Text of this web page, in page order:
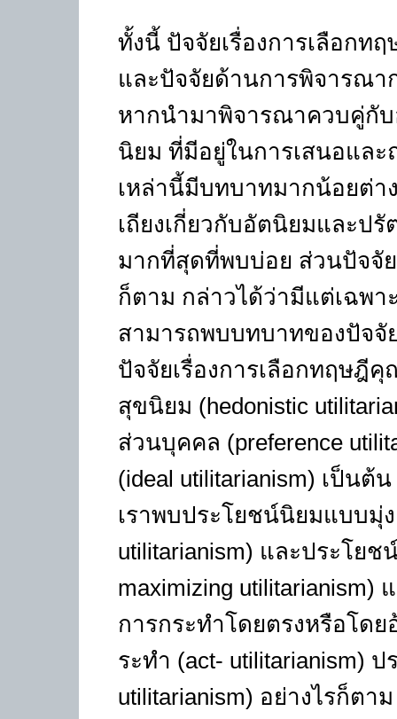
ทั้งนี้ ปัจจัยเรื่องการเลือก
และปัจจัยด้านการพิจารณา
หากนำมาพิจารณาควบคู่กั
นิยม ที่มีอยู่ในการเสนอแล
เหล่านี้มีบทบาทมากน้อยต่
เถียงเกี่ยวกับอัตนิยมและป
มากที่สุดที่พบบ่อย ส่วนปัจจั
ก็ตาม กล่าวได้ว่ามีแต่เฉพ
สามารถพบบทบาทของปัจจั
ปัจจัยเรื่องการเลือกทฤษฎี
สุขนิยม (hedonistic
ส่วนบุคคล (preference
(ideal utilitarianism) เป็น
เราพบประโยชน์นิยมแบบมุ่
utilitarianism) และประโย
maximizing utilitarianism)
การกระทำโดยตรงหรือโด
ระทำ (act- utilitarianism)
utilitarianism) อย่างไรก็ตา